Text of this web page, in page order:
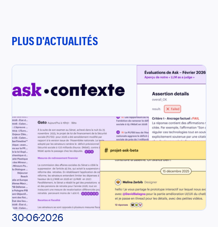
PLUS D'ACTUALITÉS
30 062026